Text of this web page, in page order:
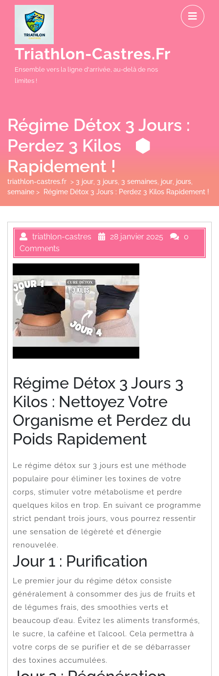
Triathlon-Castres.fr
Ensemble vers la ligne d'arrivée, au-delà de nos
limites !
Régime Détox 3 Jours :
Perdez 3 Kilos
Rapidement !
triathlon-castres.fr > 3 jour 3 jours 3 semaines jour jours
semaine > Régime Détox 3 Jours : Perdez 3 Kilos Rapidement !
triathlon-castres 28 janvier 2025
0
Comments
Régime Détox 3 Jours 3
Kilos : Nettoyez Votre
Organisme et Perdez du
Poids Rapidement
Le régime détox sur 3 jours est une méthode
populaire pour éliminer les toxines de votre
corps, stimuler votre métabolisme et perdre
quelques kilos en trop. En suivant ce programme
strict pendant trois jours, vous pourrez ressentir
une sensation de légèreté et d’énergie
renouvelée.
Jour 1 : Purification
Le premier jour du régime détox consiste
généralement à consommer des jus de fruits et
de légumes frais, des smoothies verts et
beaucoup d’eau. Évitez les aliments transformés,
le sucre, la caféine et l’alcool. Cela permettra à
votre corps de se purifier et de se débarrasser
des toxines accumulées.